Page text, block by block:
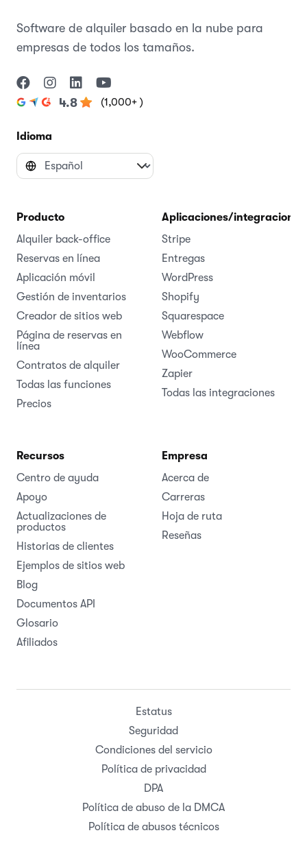
Software de alquiler basado en la nube para
empresas de todos los tamaños.
4.8 (1,000+ )
Idioma
Producto
Alquiler back-office
Reservas en línea
Aplicación móvil
Gestión de inventarios
Creador de sitios web
Página de reservas en
línea
Contratos de alquiler
Todas las funciones
Precios
Aplicaciones/integraciones
Stripe
Entregas
WordPress
Shopify
Squarespace
Webflow
WooCommerce
Zapier
Todas las integraciones
Recursos
Centro de ayuda
Apoyo
Actualizaciones de
productos
Historias de clientes
Ejemplos de sitios web
Blog
Documentos API
Glosario
Afiliados
Empresa
Acerca de
Carreras
Hoja de ruta
Reseñas
Estatus
Seguridad
Condiciones del servicio
Política de privacidad
DPA
Política de abuso de la DMCA
Política de abusos técnicos